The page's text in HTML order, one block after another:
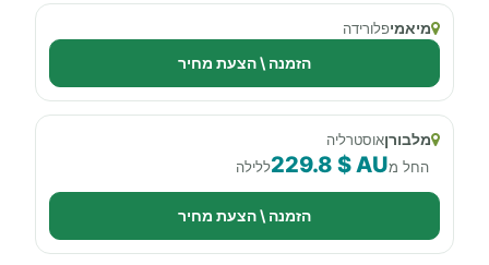
מיאמיפלורידה
הזמנה \ הצעת מחיר
מלבורןאוסטרליה
החל מ229.8 $ AUללילה
הזמנה \ הצעת מחיר